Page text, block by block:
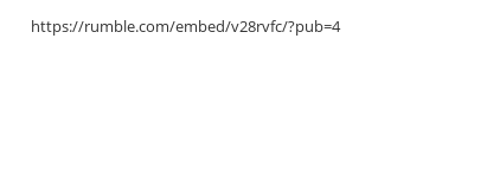
https://rumble.com/embed/v28rvfc/?pub=4